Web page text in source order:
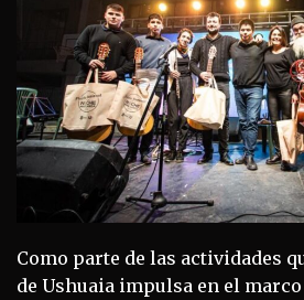
Como parte de las actividades
de Ushuaia impulsa en el